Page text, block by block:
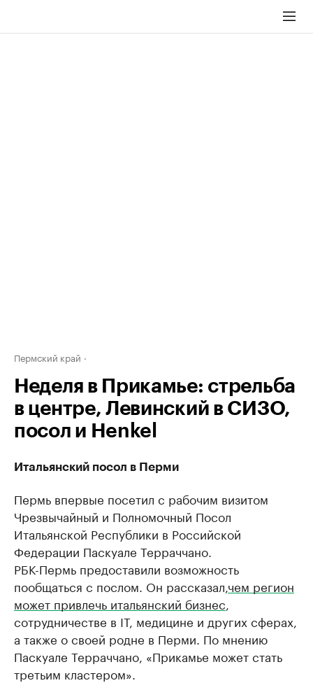
Пермский край
Неделя в Прикамье: стрельба
в центре, Левинский в СИЗО,
посол и Henkel
Итальянский посол в Перми
Пермь впервые посетил с рабочим визитом
Чрезвычайный и Полномочный Посол
Итальянской Республики в Российской
Федерации Паскуале Терраччано.
РБК-Пермь предоставили возможность
пообщаться с послом. Он рассказал, чем регион
может привлечь итальянский бизнес
сотрудничестве в IT, медицине и других сферах,
а также о своей родне в Перми. По мнению
Паскуале Терраччано, «Прикамье может стать
третьим кластером».